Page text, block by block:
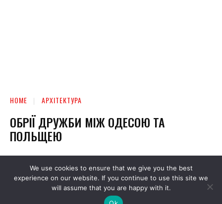
We use cookies to ensure that we give you the best
experience on our website. If you continue to use this site we
will assume that you are happy with it.